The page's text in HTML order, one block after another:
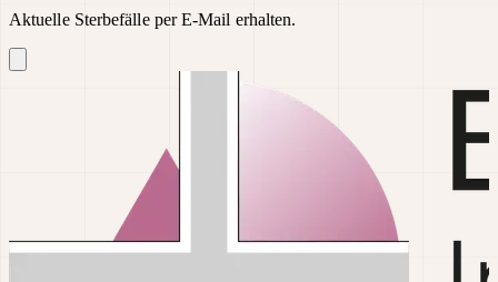
Aktuelle Sterbefälle per E-Mail erhalten.